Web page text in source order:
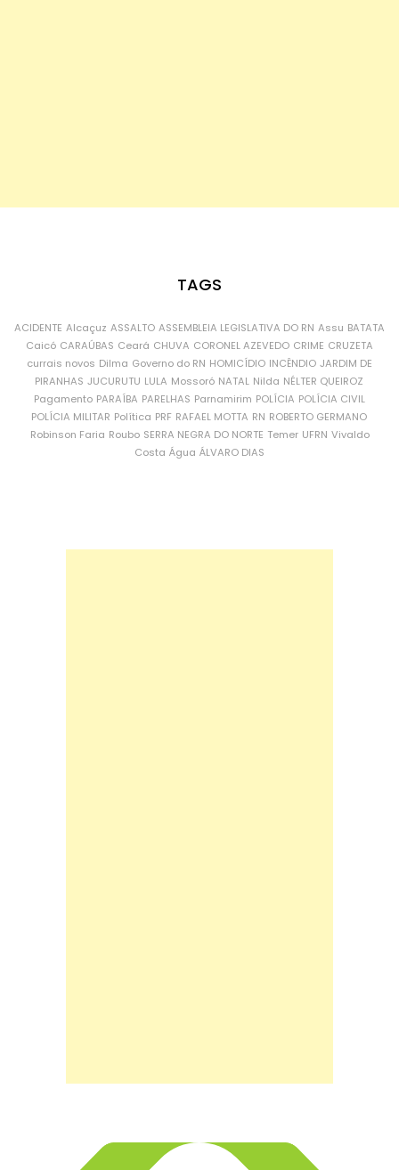
TAGS
ACIDENTE Alcaçuz ASSALTO ASSEMBLEIA LEGISLATIVA DO RN Assu BATATA
Caicó CARAÚBAS Ceará CHUVA CORONEL AZEVEDO CRIME CRUZETA
currais novos Dilma Governo do RN HOMICÍDIO INCÊNDIO JARDIM DE
PIRANHAS JUCURUTU LULA Mossoró NATAL Nilda NÉLTER QUEIROZ
Pagamento PARAÍBA PARELHAS Parnamirim POLÍCIA POLÍCIA CIVIL
POLÍCIA MILITAR Política PRF RAFAEL MOTTA RN ROBERTO GERMANO
Robinson Faria Roubo SERRA NEGRA DO NORTE Temer UFRN Vivaldo
Costa Água ÁLVARO DIAS